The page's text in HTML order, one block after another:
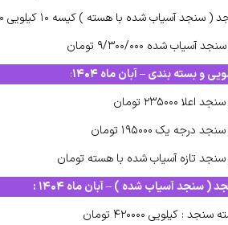
آسیاب شده با هسته ) کیسه ۱۰ کیلویی ۹۸۰/۰۰۰ تومان
و بسته بندی – آبان ماه ۱۴۰۴
:
۲۳۵۰۰۰ تومان
یک ۱۹۵۰۰۰ تومان
تازه آسیاب شده با هسته تومان
( سنجد آسیاب شده ) –آبان ماه ۱۴۰۴
:
: کیلویی ۴۲۰۰۰۰ تومان